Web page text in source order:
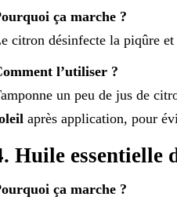
ça marche ?
citron désinfecte la piqûre et
l’utiliser ?
un peu de jus de
après application, pour
Huile essentielle
ça marche ?